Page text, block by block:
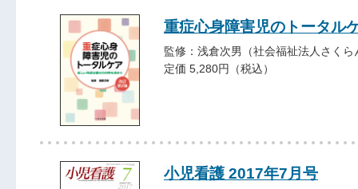
重症心身障害児のトータル
監修：浅倉次男（社会福祉法人さく
定価 5,280円（税込）
小児看護 2017年7月号